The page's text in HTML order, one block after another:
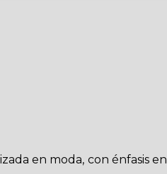
en moda, con énfasis en